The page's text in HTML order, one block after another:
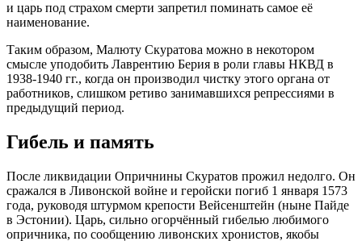
и царь под страхом смерти запретил поминать самое её
наименование.
Таким образом, Малюту Скуратова можно в некотором
смысле уподобить Лаврентию Берия в роли главы НКВД в
1938-1940 гг., когда он производил чистку этого органа от
работников, слишком ретиво занимавшихся репрессиями в
предыдущий период.
Гибель и память
После ликвидации Опричнины Скуратов прожил недолго. Он
сражался в Ливонской войне и геройски погиб 1 января 1573
года, руководя штурмом крепости Вейсенштейн (ныне Пайде
в Эстонии). Царь, сильно огорчённый гибелью любимого
опричника, по сообщению ливонских хронистов, якобы